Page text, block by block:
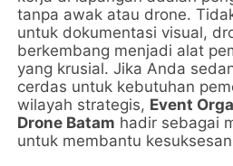
tanpa awak atau drone.
untuk dokumentasi visual,
berkembang menjadi alat
yang krusial. Jika Anda
cerdas untuk kebutuhan
wilayah strategis, Event
Drone Batam hadir sebagai
untuk membantu